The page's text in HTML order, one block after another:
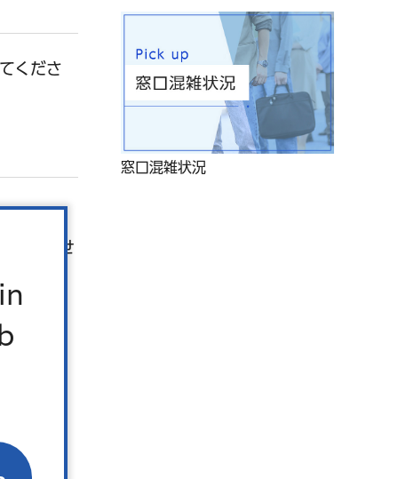
くださ
できませ
窓口混雑状況